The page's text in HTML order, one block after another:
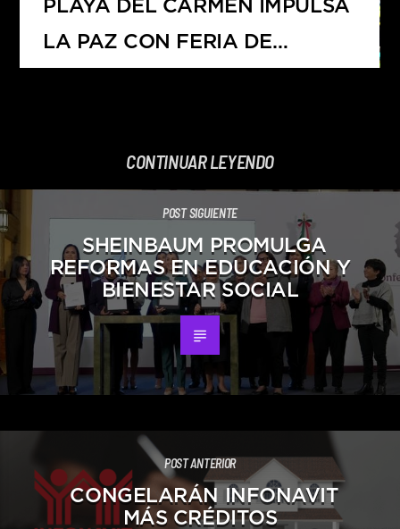
PLAYA DEL CARMEN IMPULSA
LA PAZ CON FERIA DE
CONTINUAR LEYENDO
POST SIGUIENTE
SHEINBAUM PROMULGA
REFORMAS EN EDUCACIÓN Y
BIENESTAR SOCIAL
POST ANTERIOR
CONGELARÁN INFONAVIT
MÁS CRÉDITOS